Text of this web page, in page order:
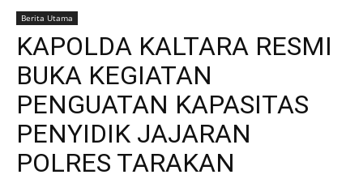
Berita Utama
KAPOLDA KALTARA RESMI
BUKA KEGIATAN
PENGUATAN KAPASITAS
PENYIDIK JAJARAN
POLRES TARAKAN